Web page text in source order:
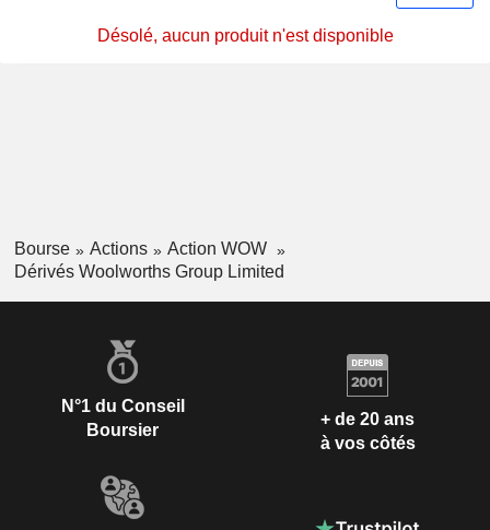
Désolé, aucun produit n'est disponible
Bourse Actions
Action WOW
Dérivés Woolworths Group Limited
N°1 du Conseil
Boursier
+ de 20 ans
à vos côtés